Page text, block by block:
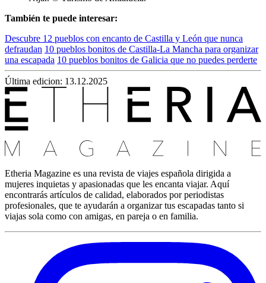
También te puede interesar:
Descubre 12 pueblos con encanto de Castilla y León que nunca
defraudan 10 pueblos bonitos de Castilla-La Mancha para organizar
una escapada 10 pueblos bonitos de Galicia que no puedes perderte
Última edicion: 13.12.2025
Etheria Magazine es una revista de viajes española dirigida a
mujeres inquietas y apasionadas que les encanta viajar. Aquí
encontrarás artículos de calidad, elaborados por periodistas
profesionales, que te ayudarán a organizar tus escapadas tanto si
viajas sola como con amigas, en pareja o en familia.